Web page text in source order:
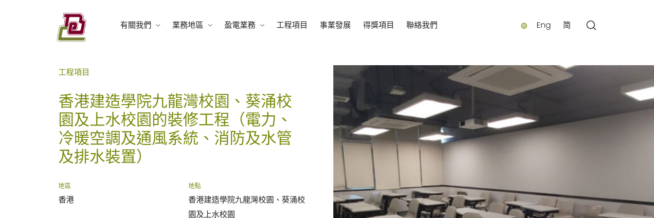
有關我們 業務地區 盈電業務 工程項目 事業發展 得獎項目 聯絡我們 Eng 简
工程項目
香港建造學院九龍灣校園、葵涌校
園及上水校園的裝修工程（電力、
冷暖空調及通風系統、消防及水管
及排水裝置）
地區
香港
地點
香港建造學院九龍灣校園、葵涌校
園及上水校園